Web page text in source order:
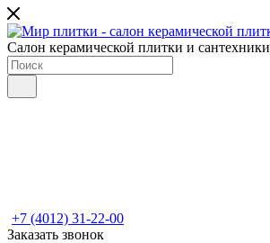
Салон керамической плитки и сантехники
+7 (4012) 31-22-00
Заказать звонок